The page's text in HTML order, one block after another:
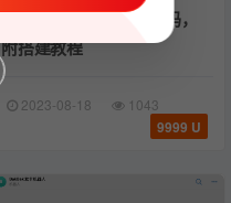
TRX自动兑换机器人源码，
附搭建教程
2023-08-18 1043
9999 U